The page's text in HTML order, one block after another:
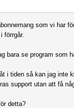
som vi har
förrgår.
bara se program som
i tiden så kan jag inte
support utan att få
detta?